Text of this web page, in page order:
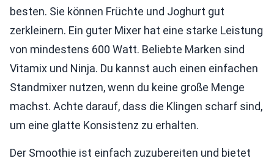
besten. Sie können Früchte und Joghurt gut
zerkleinern. Ein guter Mixer hat eine starke Leistung
von mindestens 600 Watt. Beliebte Marken sind
Vitamix und Ninja. Du kannst auch einen einfachen
Standmixer nutzen, wenn du keine große Menge
machst. Achte darauf, dass die Klingen scharf sind,
um eine glatte Konsistenz zu erhalten.
Der Smoothie ist einfach zuzubereiten und bietet